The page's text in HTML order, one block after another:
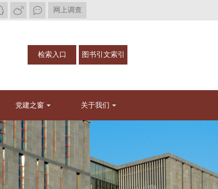
网上调查
图书引文索引
检索入口
党建之窗 关于我们